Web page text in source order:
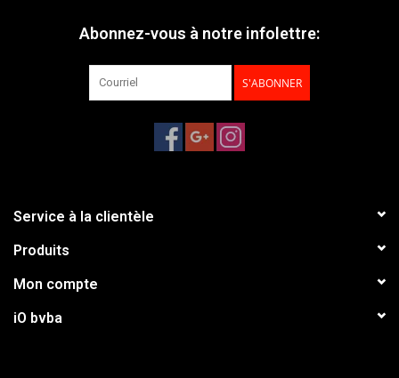
Abonnez-vous à notre infolettre:
S'ABONNER
Service à la clientèle
Produits
Mon compte
iO bvba